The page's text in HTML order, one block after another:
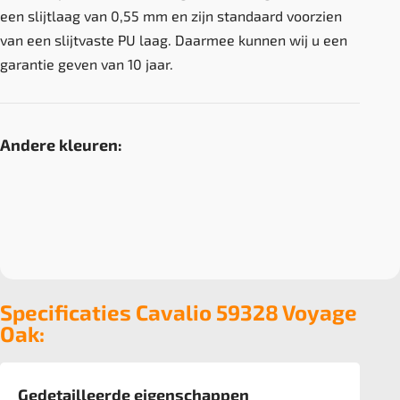
een slijtlaag van 0,55 mm en zijn standaard voorzien
van een slijtvaste PU laag. Daarmee kunnen wij u een
garantie geven van 10 jaar.
Andere kleuren:
Specificaties Cavalio 59328 Voyage
Oak:
Gedetailleerde eigenschappen